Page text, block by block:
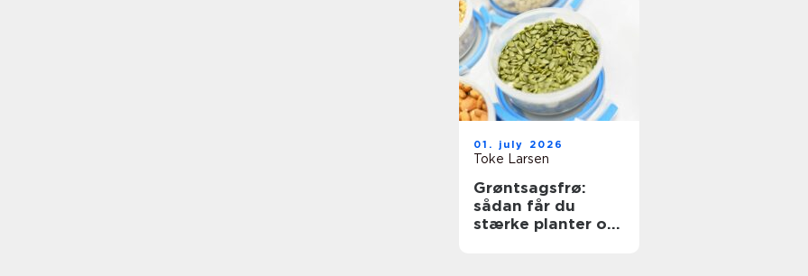
01. july 2026
Toke Larsen
Grøntsagsfrø:
sådan får du
stærke planter og